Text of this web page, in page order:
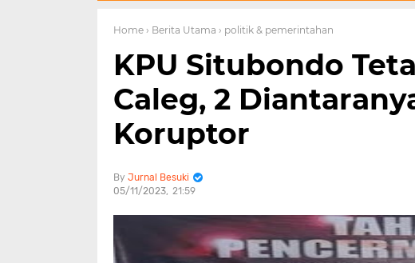
Home › Berita Utama › politik & pemerintahan
KPU Situbondo
Caleg, 2
Koruptor
Jurnal Besuki
05/11/2023 21:59